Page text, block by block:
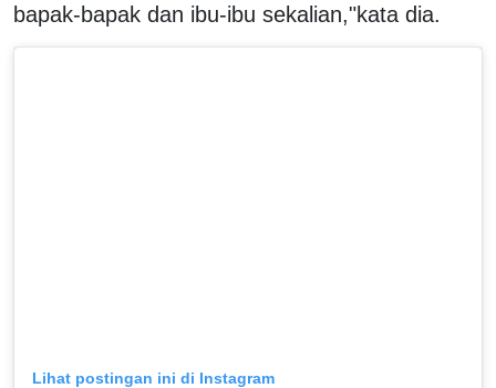
bapak-bapak dan ibu-ibu sekalian,"kata dia.
Lihat postingan ini di Instagram